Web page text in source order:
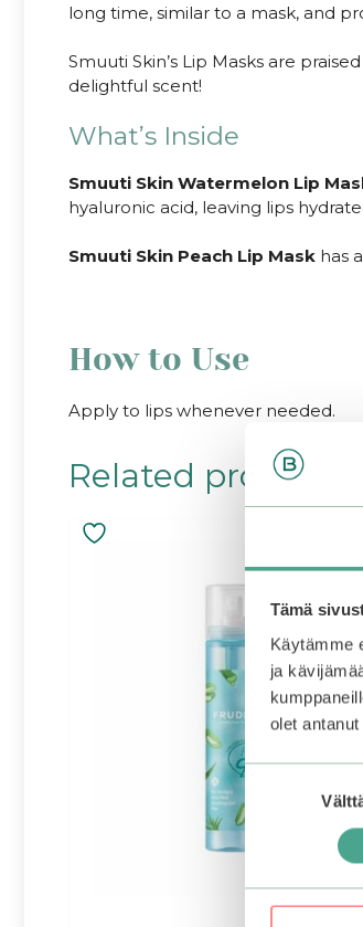
Tämä
Käytämme
ja
olet
Suostumuksen
valinta
long time, similar to a mask, and
Smuuti Skin’s Lip Masks are
delightful scent!
What’s Inside
Smuuti Skin Watermelon Lip
hyaluronic acid, leaving lips
Smuuti Skin Peach Lip Mask has
How to Use
Apply to lips whenever needed.
Related products